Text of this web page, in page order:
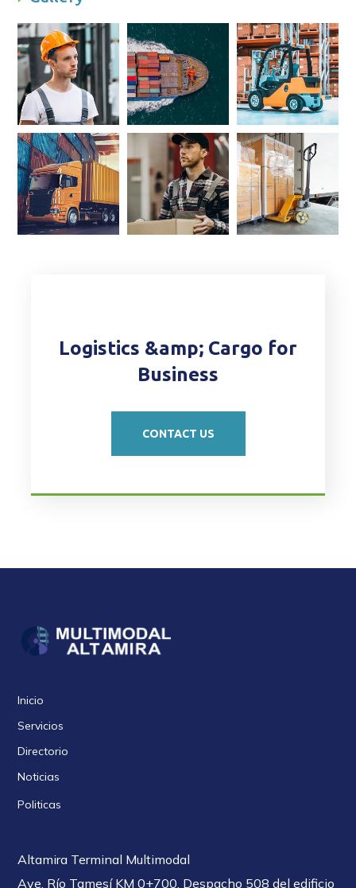
Logistics &amp; Cargo for
Business
CONTACT US
Inicio
Servicios
Directorio
Noticias
Politicas
Altamira Terminal Multimodal
Ave. Río Tamesí KM 0+700, Despacho 508 del edificio